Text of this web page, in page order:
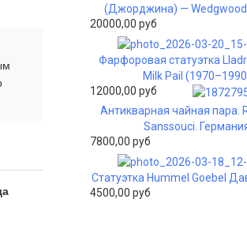
(Джорджина) —
20000,00 руб
Фарфоровая статуэтка
Milk Pail
12000,00 руб
Антикварная чайная пара.
Sanssouci.
7800,00 руб
Статуэтка Hummel Goebel
4500,00 руб